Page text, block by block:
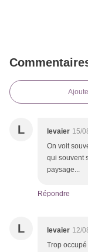
L levaier 15/
On voit
qui souvent
paysage...
Répondre
L levaier 12/
Trop